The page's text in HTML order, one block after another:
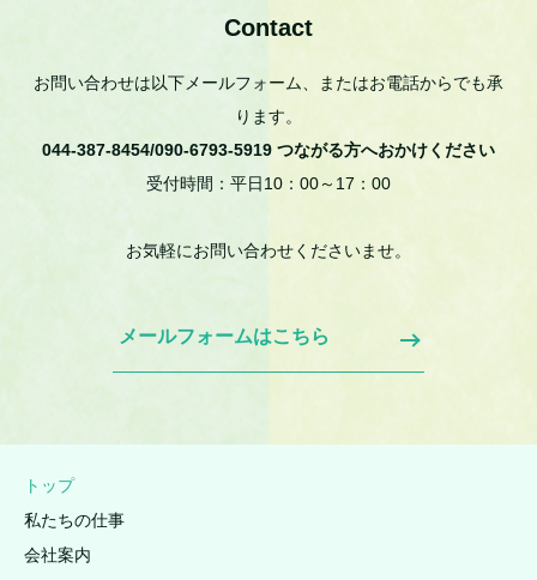
Contact
お問い合わせは以下メールフォーム、またはお電話からでも承
ります。
044-387-8454/090-6793-5919 つながる方へおかけください
受付時間：平日10：00～17：00
お気軽にお問い合わせくださいませ。
メールフォームはこちら
トップ
私たちの仕事
会社案内